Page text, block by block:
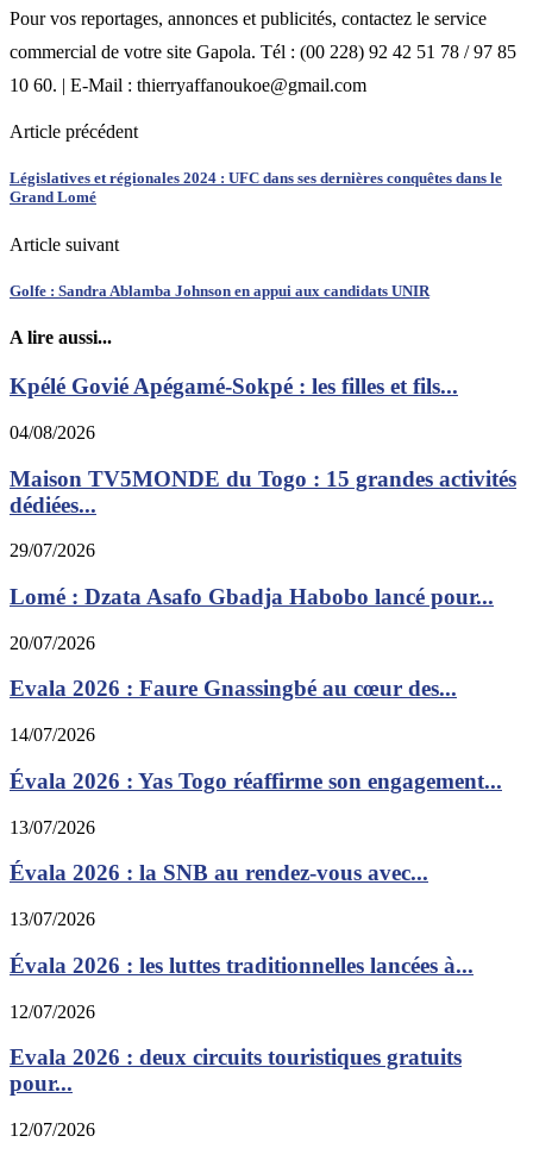
Pour vos reportages, annonces et publicités, contactez le service
commercial de votre site Gapola. Tél : (00 228) 92 42 51 78 / 97 85
10 60. | E-Mail : thierryaffanoukoe@gmail.com
Article précédent
Législatives et régionales 2024 : UFC dans ses dernières conquêtes dans le
Grand Lomé
Article suivant
Golfe : Sandra Ablamba Johnson en appui aux candidats UNIR
A lire aussi...
Kpélé Govié Apégamé-Sokpé : les filles et fils...
04/08/2026
Maison TV5MONDE du Togo : 15 grandes activités
dédiées...
29/07/2026
Lomé : Dzata Asafo Gbadja Habobo lancé pour...
20/07/2026
Evala 2026 : Faure Gnassingbé au cœur des...
14/07/2026
Évala 2026 : Yas Togo réaffirme son engagement...
13/07/2026
Évala 2026 : la SNB au rendez-vous avec...
13/07/2026
Évala 2026 : les luttes traditionnelles lancées à...
12/07/2026
Evala 2026 : deux circuits touristiques gratuits
pour...
12/07/2026